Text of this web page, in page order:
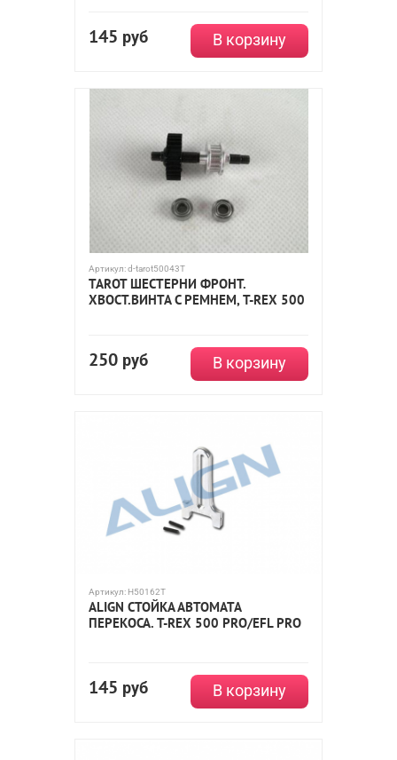
145 руб В корзину
Артикул:d-tarot50043T
TAROT ШЕСТЕРНИ ФРОНТ.
ХВОСТ.ВИНТА С РЕМНЕМ, T-REX 500
250 руб В корзину
Артикул: H50162T
ALIGN СТОЙКА АВТОМАТА
ПЕРЕКОСА. T-REX 500 PRO/EFL PRO
145 руб В корзину